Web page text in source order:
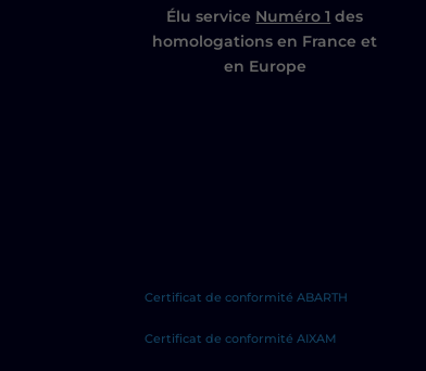
Élu service Numéro 1 des
homologations en France et
en Europe
Certificat de conformité ABARTH
Certificat de conformité AIXAM